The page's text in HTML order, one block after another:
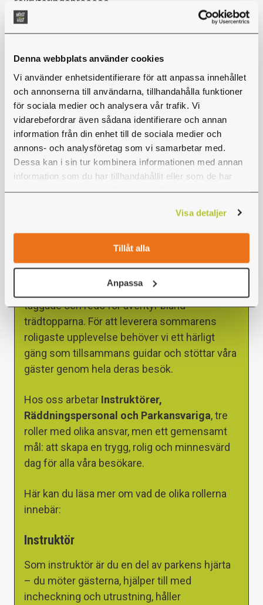
Denna webbplats använder cookies
Vi använder enhetsidentifierare för att anpassa innehållet
och annonserna till användarna, tillhandahålla funktioner
för sociala medier och analysera vår trafik. Vi
vidarebefordrar även sådana identifierare och annan
information från din enhet till de sociala medier och
annons- och analysföretag som vi samarbetar med.
Dessa kan i sin tur kombinera informationen med annan
information som du har tillhandahållit eller som de har
samlat in när du har använt deras tjänster.
Visa detaljer
Tillåt alla
Anpassa
Om Högt & Lågt
Högt & Lågt har som ambition att bygga Sveriges
bästa klätterparker! Vår främsta målgrupp är
barnfamiljer, men vi tycker det är lika roligt när det
kommer fotbollslag, kompisgäng, företagsgrupper
och skolklasser till oss! Vi finns idag på sju orter i
Sverige och vi har även levererat klätterparker åt
externa kunder. Det hela började i Rättvik 2019 och
numera finns Högt & Lågt även i Sundsvall,
Karlstad, Jönköping, Halmstad och på Gotland
Att arbeta på Högt & Lågt Rättvik
skiner, glassen smälter och gästerna är glada,
taggade och redo för äventyr bland
trädtopparna. För att leverera sommarens
roligaste upplevelse behöver vi ett härligt
gäng som tillsammans guidar och stöttar våra
gäster genom hela deras besök.
Hos oss arbetar Instruktörer,
Räddningspersonal och Parkansvariga, tre
roller med olika ansvar, men ett gemensamt
mål: att skapa en trygg, rolig och minnesvärd
dag för alla våra besökare.
Här kan du läsa mer om vad de olika rollerna
innebär:
Instruktör
Som instruktör är du en del av parkens hjärta
– du möter gästerna, hjälper till med
incheckning och utrustning, håller